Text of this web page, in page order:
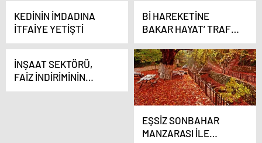
KEDİNİN İMDADINA
İTFAİYE YETİŞTİ
Bİ HAREKETİNE
BAKAR HAYAT’ TRAFİK
UYGULAMASI
İNŞAAT SEKTÖRÜ,
FAİZ İNDİRİMİNİN
PİYASAYA
EŞSİZ SONBAHAR
MANZARASI İLE